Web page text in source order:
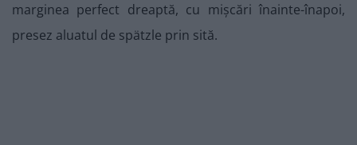
marginea perfect dreaptă, cu mișcări înainte-înapoi,
presez aluatul de spätzle prin sită.